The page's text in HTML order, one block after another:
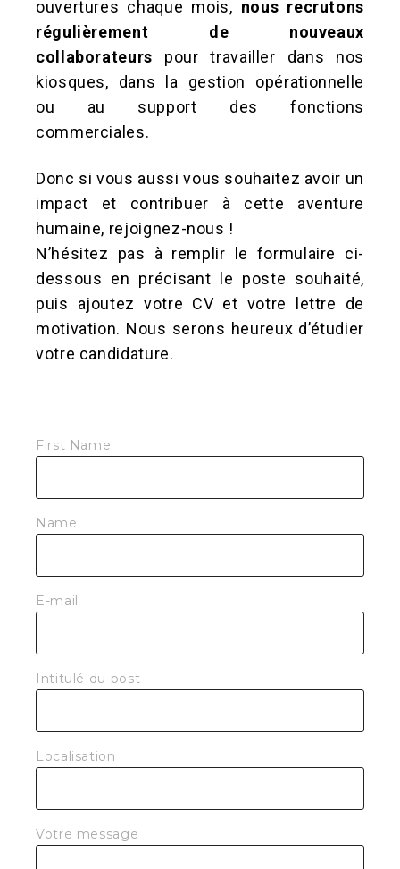
ouvertures chaque mois, nous recrutons
régulièrement de nouveaux
collaborateurs pour travailler dans nos
kiosques, dans la gestion opérationnelle
ou au support des fonctions
commerciales.
Donc si vous aussi vous souhaitez avoir un
impact et contribuer à cette aventure
humaine, rejoignez-nous !
N’hésitez pas à remplir le formulaire ci-
dessous en précisant le poste souhaité,
puis ajoutez votre CV et votre lettre de
motivation. Nous serons heureux d’étudier
votre candidature.
Application
First Name
Name
E-mail
Intitulé du post
Localisation
Votre message